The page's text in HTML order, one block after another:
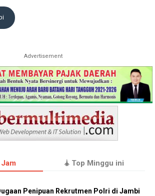
Advertisement
Top Minggu ini
Penipuan Rekrutmen Polri di Jambi